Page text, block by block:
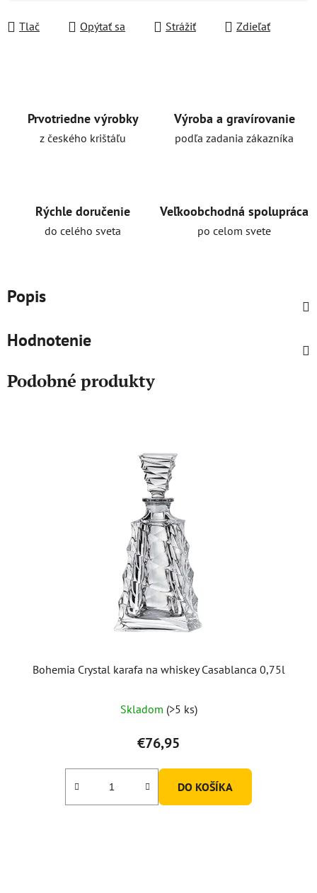
Tlač Opýtať sa Strážiť Zdieľať
Prvotriedne výrobky
z českého krištáľu
Výroba a gravírovanie
podľa zadania zákazníka
Rýchle doručenie
do celého sveta
Veľkoobchodná spolupráca
po celom svete
Popis
Hodnotenie
Podobné produkty
Bohemia Crystal karafa na whiskey Casablanca 0,75l
hodnotenie
produktu
je
5,0
Skladom (>5 ks)
€76,95
DO KOŠÍKA